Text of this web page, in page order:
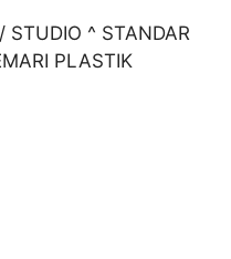
/ STUDIO ^ STANDAR
PLASTIK